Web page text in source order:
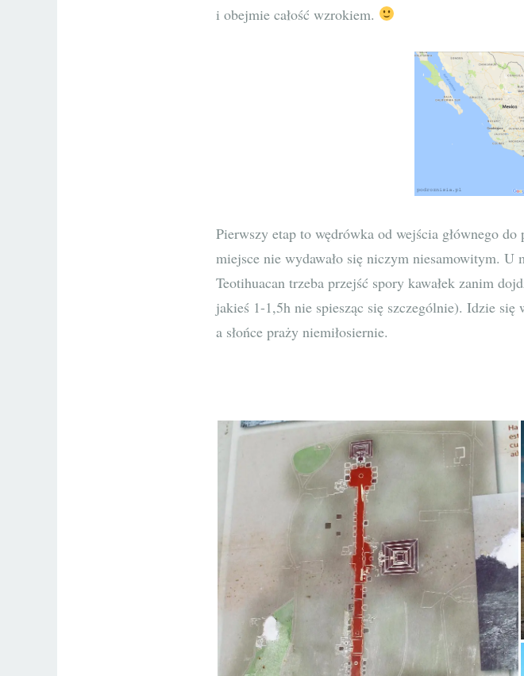
i obejmie całość wzrokiem.
Pierwszy etap to wędrówka od wejścia głównego
miejsce nie wydawało się niczym niesamowitym. U
Teotihuacan trzeba przejść spory kawałek zanim
jakieś 1-1,5h nie spiesząc się szczególnie). Idzie
a słońce praży niemiłosiernie.